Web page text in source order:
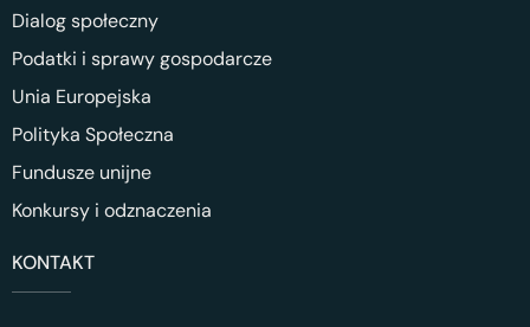
Dialog społeczny
Podatki i sprawy gospodarcze
Unia Europejska
Polityka Społeczna
Fundusze unijne
Konkursy i odznaczenia
KONTAKT